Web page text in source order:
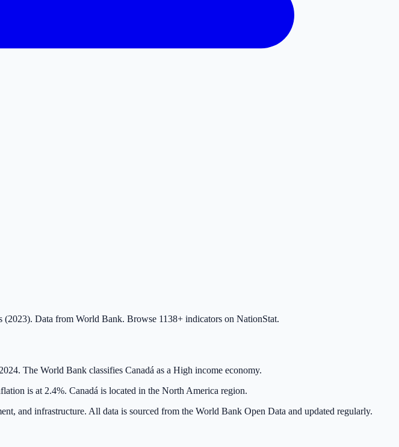
Data from World Bank. Browse 1138+ indicators on NationStat.
The World Bank classifies Canadá as a High income economy.
is at 2.4%. Canadá is located in the North America region.
and infrastructure. All data is sourced from the World Bank Open Data and updated regularly.